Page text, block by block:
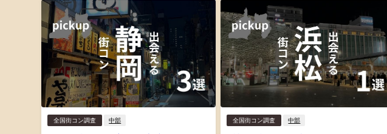
全国街コン調査 中部 全国街コン調査 中部